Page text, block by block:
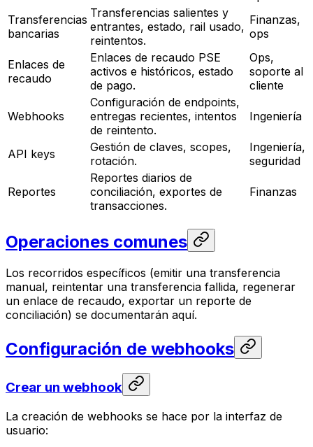
Transferencias
bancarias
Transferencias salientes y
entrantes, estado, rail usado,
reintentos.
Finanzas,
ops
Enlaces de
recaudo
Enlaces de recaudo PSE
activos e históricos, estado
de pago.
Ops,
soporte al
cliente
Webhooks
Configuración de endpoints,
entregas recientes, intentos
de reintento.
Ingeniería
API keys
Gestión de claves, scopes,
rotación.
Ingeniería,
seguridad
Reportes
Reportes diarios de
conciliación, exportes de
transacciones.
Finanzas
Operaciones comunes
Los recorridos específicos (emitir una transferencia
manual, reintentar una transferencia fallida, regenerar
un enlace de recaudo, exportar un reporte de
conciliación) se documentarán aquí.
Configuración de webhooks
Crear un webhook
La creación de webhooks se hace por la interfaz de
usuario: